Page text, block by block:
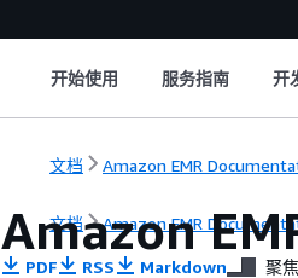
开始使用 服务指南 开
文档 Amazon EMR
文档 Amazon EMR
Amazon
PDF RSS Markdown 聚